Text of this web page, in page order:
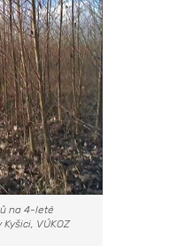
na 4-leté
VÚKOZ